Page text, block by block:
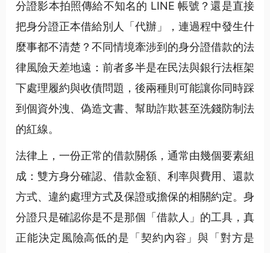
分證影本拍照傳給不知名的 LINE 帳號？還是直接
把身分證正本借給別人「代辦」，連過程中發生什
麼事都不清楚？不同情境牽涉到的身分證借款的法
律風險天差地遠：前者多半是在民法與銀行法框架
下處理履約與收債問題，後兩種則可能讓你同時踩
到個資外洩、偽造文書、幫助詐欺甚至洗錢防制法
的紅線。
法律上，一份正常的借款關係，通常由幾個要素組
成：雙方身分確認、借款金額、利率與費用、還款
方式、違約處理方式及保證或擔保的相關約定。身
分證只是確認你是不是那個「借款人」的工具，真
正能決定風險高低的是「契約內容」與「對方是